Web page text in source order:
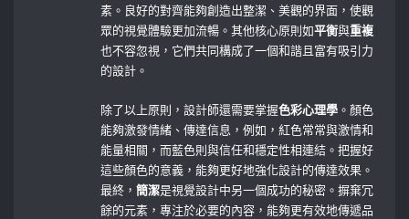
素。良好的對齊能夠創造出整潔、美觀的界面，使觀
眾的視覺體驗更加流暢。其他核心原則如平衡與重複
也不容忽視，它們共同構成了一個和諧且富有吸引力
的設計。
除了以上原則，設計師還需要掌握色彩心理學 。顏色
能夠激發情緒、傳達信息，例如，紅色常常與激情和
能量相關，而藍色則與信任和穩定性相連結。把握好
這些顏色的意義，能夠更好地強化設計的傳達效果。
最終，簡潔是視覺設計中另一個成功的秘密。摒棄冗
餘的元素，專注於必要的內容，能夠更有效地傳遞品